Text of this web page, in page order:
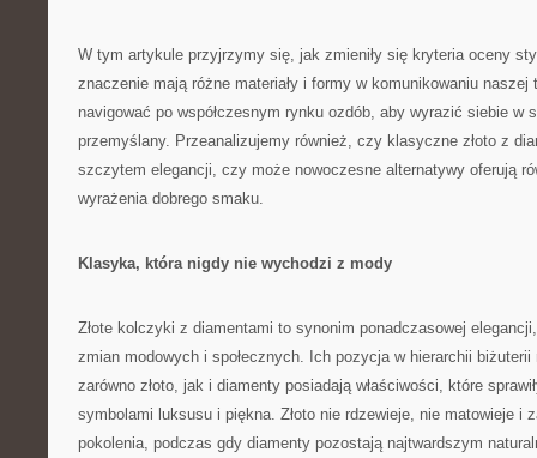
W tym artykule przyjrzymy się, jak zmieniły się kryteria oceny
znaczenie mają różne materiały i formy w komunikowaniu
navigować po współczesnym rynku ozdób, aby wyrazić siebie w
przemyślany. Przeanalizujemy również, czy klasyczne złoto z
szczytem elegancji, czy może nowoczesne alternatywy oferują
wyrażenia dobrego smaku.
Klasyka, która nigdy nie wychodzi z mody
Złote kolczyki z diamentami to synonim ponadczasowej
zmian modowych i społecznych. Ich pozycja w hierarchii
zarówno złoto, jak i diamenty posiadają właściwości, które
symbolami luksusu i piękna. Złoto nie rdzewieje, nie matowieje i
pokolenia, podczas gdy diamenty pozostają najtwardszym